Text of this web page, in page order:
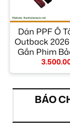
Dán PPF Ô
Outback
Gắn Phim
Uy Tín
BÁO